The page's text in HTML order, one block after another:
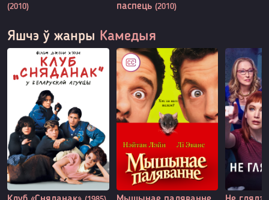
(2010)
паспець (2010)
Яшчэ ў жанры Камедыя